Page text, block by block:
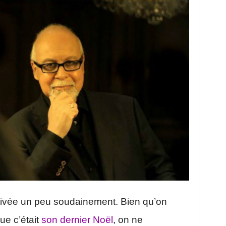
un peu soudainement. Bien qu’on
c’était son dernier Noël, on ne